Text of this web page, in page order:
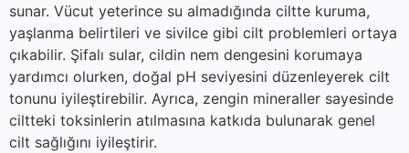
sunar. Vücut yeterince su almadığında ciltte kuruma,
yaşlanma belirtileri ve sivilce gibi cilt problemleri ortaya
çıkabilir. Şifalı sular, cildin nem dengesini korumaya
yardımcı olurken, doğal pH seviyesini düzenleyerek cilt
tonunu iyileştirebilir. Ayrıca, zengin mineraller sayesinde
ciltteki toksinlerin atılmasına katkıda bulunarak genel
cilt sağlığını iyileştirir.